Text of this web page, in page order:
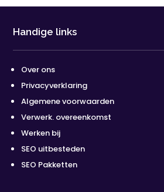
Handige links
Over ons
Privacyverklaring
Algemene voorwaarden
Verwerk. overeenkomst
Werken bij
SEO uitbesteden
SEO Pakketten